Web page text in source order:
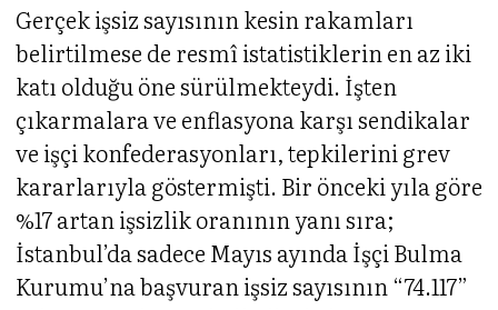
Gerçek işsiz sayısının kesin rakamları
belirtilmese de resmî istatistiklerin en az iki
katı olduğu öne sürülmekteydi. İşten
çıkarmalara ve enflasyona karşı sendikalar
ve işçi konfederasyonları, tepkilerini grev
kararlarıyla göstermişti. Bir önceki yıla göre
%17 artan işsizlik oranının yanı sıra;
İstanbul’da sadece Mayıs ayında İşçi Bulma
Kurumu’na başvuran işsiz sayısının “74.117”